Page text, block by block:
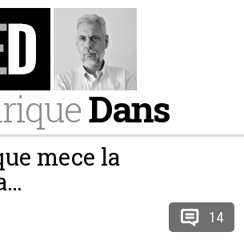
Dans
mece la
14